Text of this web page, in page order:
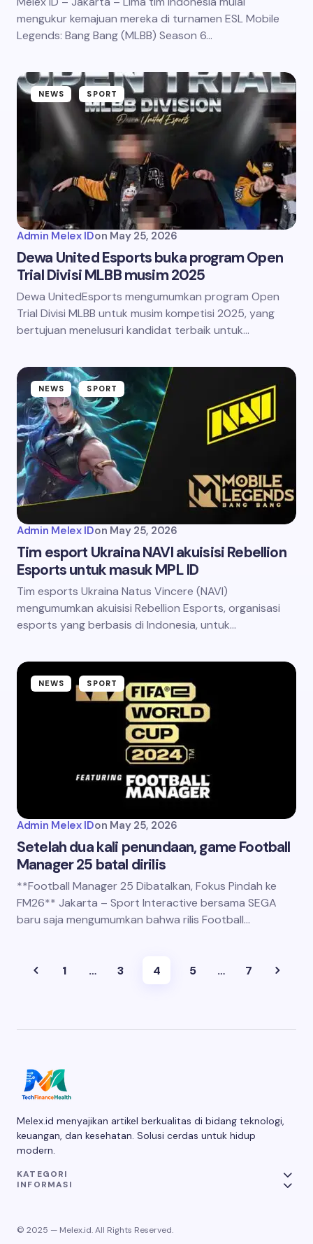
mengukur kemajuan mereka di turnamen ESL Mobile
Legends: Bang Bang (MLBB) Season 6…
NEWS SPORT
Admin Melex IDon May 25, 2026
Dewa United Esports buka program Open
Trial Divisi MLBB musim 2025
Dewa UnitedEsports mengumumkan program Open
Trial Divisi MLBB untuk musim kompetisi 2025, yang
bertujuan menelusuri kandidat terbaik untuk…
NEWS SPORT
Admin Melex IDon May 25, 2026
Tim esport Ukraina NAVI akuisisi Rebellion
Esports untuk masuk MPL ID
Tim esports Ukraina Natus Vincere (NAVI)
mengumumkan akuisisi Rebellion Esports, organisasi
esports yang berbasis di Indonesia, untuk…
NEWS SPORT
Admin Melex IDon May 25, 2026
Setelah dua kali penundaan, game Football
Manager 25 batal dirilis
**Football Manager 25 Dibatalkan, Fokus Pindah ke
FM26** Jakarta – Sport Interactive bersama SEGA
baru saja mengumumkan bahwa rilis Football…
1 … 3 4 5 … 7
Melex.id menyajikan artikel berkualitas di bidang teknologi,
keuangan, dan kesehatan. Solusi cerdas untuk hidup
modern.
KATEGORI
INFORMASI
© 2025 — Melex.id. All Rights Reserved.